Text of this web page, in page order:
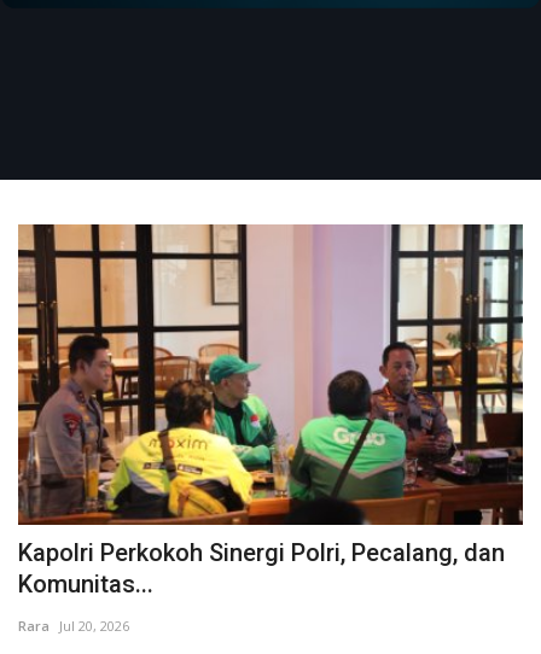
Kapolri Perkokoh Sinergi Polri, Pecalang, dan
Komunitas...
Rara Jul 20, 2026